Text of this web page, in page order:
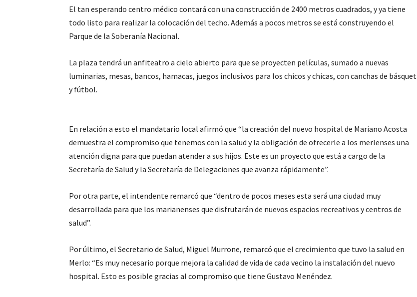
El tan esperando centro médico contará con una construcción de 2400 metros cuadrados, y ya tiene
todo listo para realizar la colocación del techo. Además a pocos metros se está construyendo el
Parque de la Soberanía Nacional.
La plaza tendrá un anfiteatro a cielo abierto para que se proyecten películas, sumado a nuevas
luminarias, mesas, bancos, hamacas, juegos inclusivos para los chicos y chicas, con canchas de básquet
y fútbol.
En relación a esto el mandatario local afirmó que “la creación del nuevo hospital de Mariano Acosta
demuestra el compromiso que tenemos con la salud y la obligación de ofrecerle a los merlenses una
atención digna para que puedan atender a sus hijos. Este es un proyecto que está a cargo de la
Secretaría de Salud y la Secretaría de Delegaciones que avanza rápidamente”.
Por otra parte, el intendente remarcó que “dentro de pocos meses esta será una ciudad muy
desarrollada para que los marianenses que disfrutarán de nuevos espacios recreativos y centros de
salud”.
Por último, el Secretario de Salud, Miguel Murrone, remarcó que el crecimiento que tuvo la salud en
Merlo: “Es muy necesario porque mejora la calidad de vida de cada vecino la instalación del nuevo
hospital. Esto es posible gracias al compromiso que tiene Gustavo Menéndez.